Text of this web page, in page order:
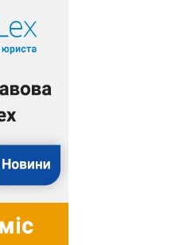
насильства
правової оцінки
міського суду у
висновок про
дитини з одним із
обставин.
міського суду та
скасував, справу
Леонід Лазебний